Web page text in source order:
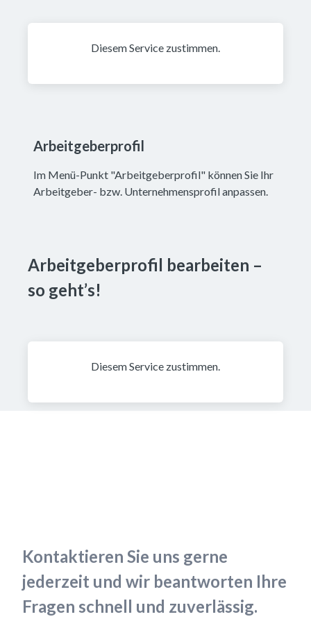
Diesem Service zustimmen.
Arbeitgeberprofil
Im Menü-Punkt "Arbeitgeberprofil" können Sie Ihr
Arbeitgeber- bzw. Unternehmensprofil anpassen.
Arbeitgeberprofil bearbeiten –
so geht’s!
Diesem Service zustimmen.
Kontaktieren Sie uns gerne
jederzeit und wir beantworten Ihre
Fragen schnell und zuverlässig.